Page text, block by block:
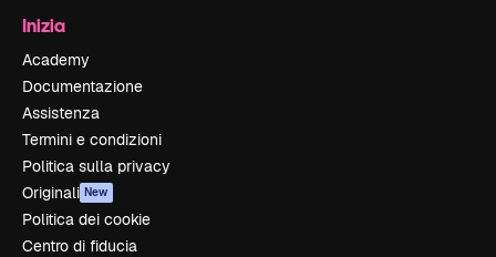
Inizia
Academy
Documentazione
Assistenza
Termini e condizioni
Politica sulla privacy
Originali New
Politica dei cookie
Centro di fiducia